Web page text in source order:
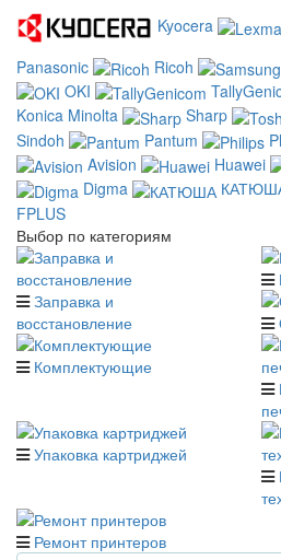
Kyocera
Panasonic
Ricoh
OKI
Konica Minolta
Sharp
Sindoh
Pantum
Avision
Huawei
Digma
FPLUS
Выбор по категориям
Заправка и
восстановление
Комплектующие
Упаковка картриджей
Ремонт принтеров